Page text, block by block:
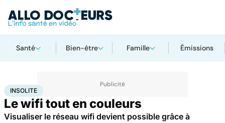
Santé Bien-être Famille Émissions
AccueilSanté
INSOLITE
Le wifi tout en couleurs
Visualiser le réseau wifi devient possible grâce à